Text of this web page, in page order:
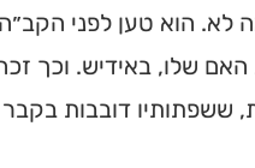
הוא טען לפני
שלו, באידיש. וכך
דובבות בקבר